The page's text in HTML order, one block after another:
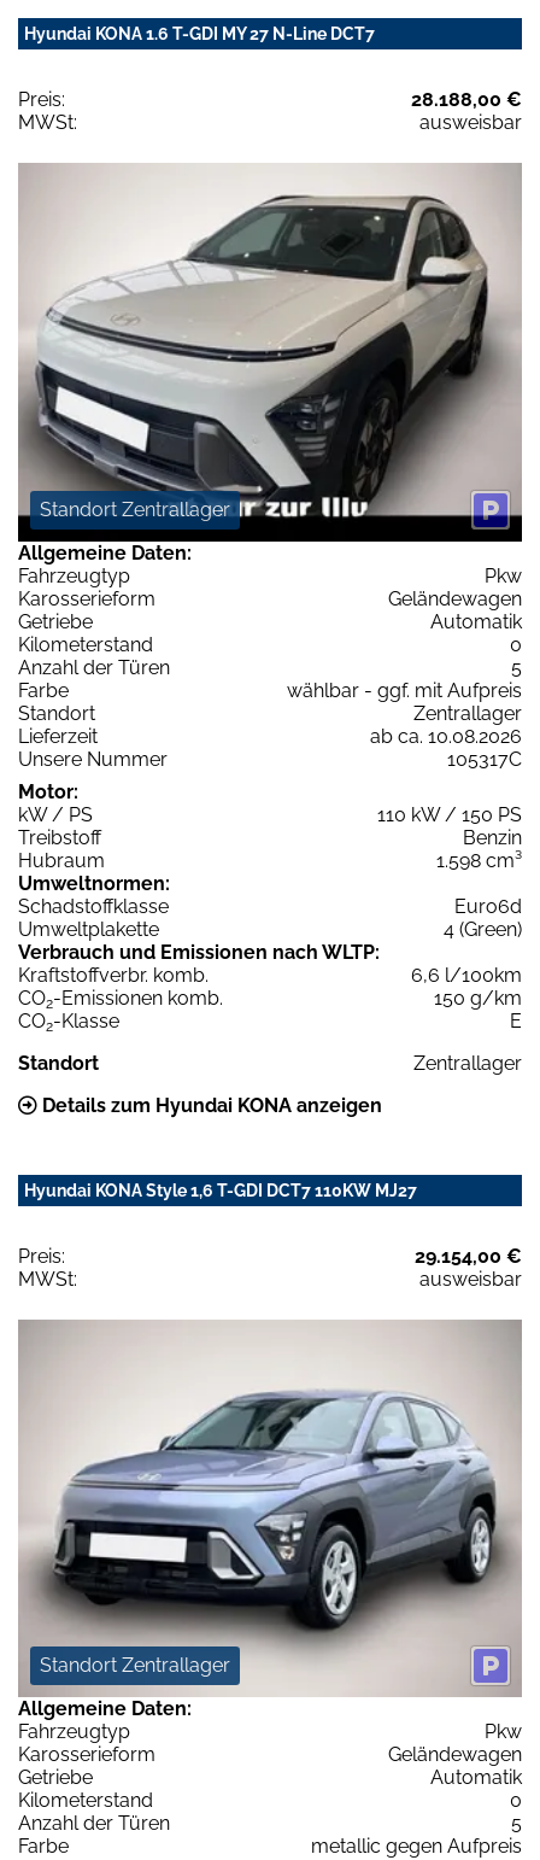
Hyundai KONA 1.6 T-GDI MY 27 N-Line DCT7
Preis:
28.188,00 €
MWSt:
ausweisbar
Standort Zentrallager
Allgemeine Daten:
Fahrzeugtyp
Pkw
Karosserieform
Geländewagen
Getriebe
Automatik
Kilometerstand
0
Anzahl der Türen
5
Farbe
wählbar - ggf. mit Aufpreis
Standort
Zentrallager
Lieferzeit
ab ca. 10.08.2026
Unsere Nummer
105317C
Motor:
kW / PS
110 kW / 150 PS
Treibstoff
Benzin
Hubraum
1.598 cm³
Umweltnormen:
Schadstoffklasse
Euro6d
Umweltplakette
4 (Green)
Verbrauch und Emissionen nach WLTP:
Kraftstoffverbr. komb.
6,6 l/100km
CO2-Emissionen komb.
150 g/km
CO2-Klasse
E
Standort
Zentrallager
Details zum Hyundai KONA anzeigen
Hyundai KONA Style 1,6 T-GDI DCT7 110KW MJ27
Preis:
29.154,00 €
MWSt:
ausweisbar
Standort Zentrallager
Allgemeine Daten:
Fahrzeugtyp
Pkw
Karosserieform
Geländewagen
Getriebe
Automatik
Kilometerstand
0
Anzahl der Türen
5
Farbe
metallic gegen Aufpreis